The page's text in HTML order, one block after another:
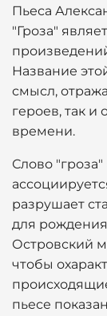
Пьеса
"Гроза"
Название
смысл,
героев, так
времени.
Слово
разрушает
для рождения
Островский
чтобы
пьесе